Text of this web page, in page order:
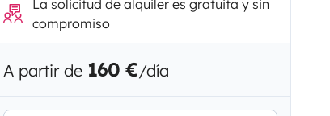
La solicitud de alquiler es gratuita y sin
compromiso
A partir de 160 €/día